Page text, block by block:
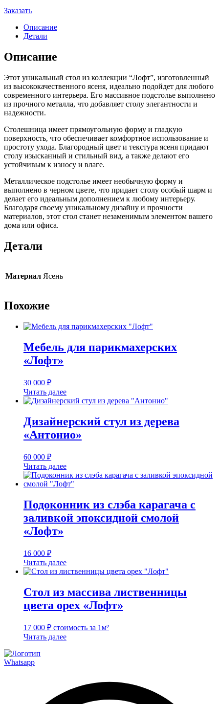
Заказать
Описание
Детали
Описание
Этот уникальный стол из коллекции “Лофт”, изготовленный
из высококачественного ясеня, идеально подойдет для любого
современного интерьера. Его массивное подстолье выполнено
из прочного металла, что добавляет столу элегантности и
надежности.
Столешница имеет прямоугольную форму и гладкую
поверхность, что обеспечивает комфортное использование и
простоту ухода. Благородный цвет и текстура ясеня придают
столу изысканный и стильный вид, а также делают его
устойчивым к износу и влаге.
Металлическое подстолье имеет необычную форму и
выполнено в черном цвете, что придает столу особый шарм и
делает его идеальным дополнением к любому интерьеру.
Благодаря своему уникальному дизайну и прочности
материалов, этот стол станет незаменимым элементом вашего
дома или офиса.
Детали
Материал Ясень
Похожие
Мебель для парикмахерских
«Лофт»
30 000 ₽
Читать далее
Дизайнерский стул из дерева
«Антонио»
60 000 ₽
Читать далее
Подоконник из слэба карагача с
заливкой эпоксидной смолой
«Лофт»
16 000 ₽
Читать далее
Стол из массива лиственницы
цвета орех «Лофт»
17 000 ₽ стоимость за 1м²
Читать далее
Whatsapp